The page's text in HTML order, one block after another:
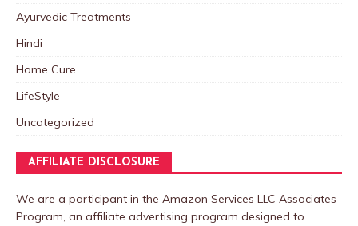
Ayurvedic Treatments
Hindi
Home Cure
LifeStyle
Uncategorized
AFFILIATE DISCLOSURE
We are a participant in the Amazon Services LLC Associates
Program, an affiliate advertising program designed to